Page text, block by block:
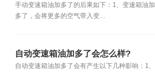
手动变速箱油加多了的后果如下：1、变速箱油加
多了，会将更多的空气带入变...
自动变速箱油加多了会怎么样?
自动变速箱油加多了会有产生以下几种影响：1、